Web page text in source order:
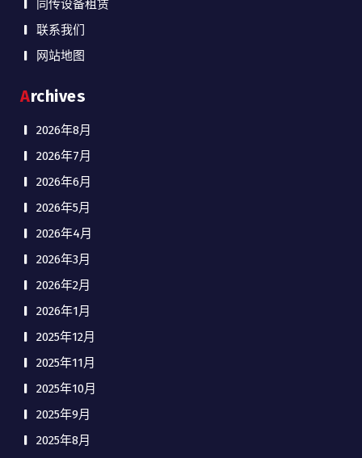
同传设备租赁
联系我们
网站地图
Archives
2026年8月
2026年7月
2026年6月
2026年5月
2026年4月
2026年3月
2026年2月
2026年1月
2025年12月
2025年11月
2025年10月
2025年9月
2025年8月